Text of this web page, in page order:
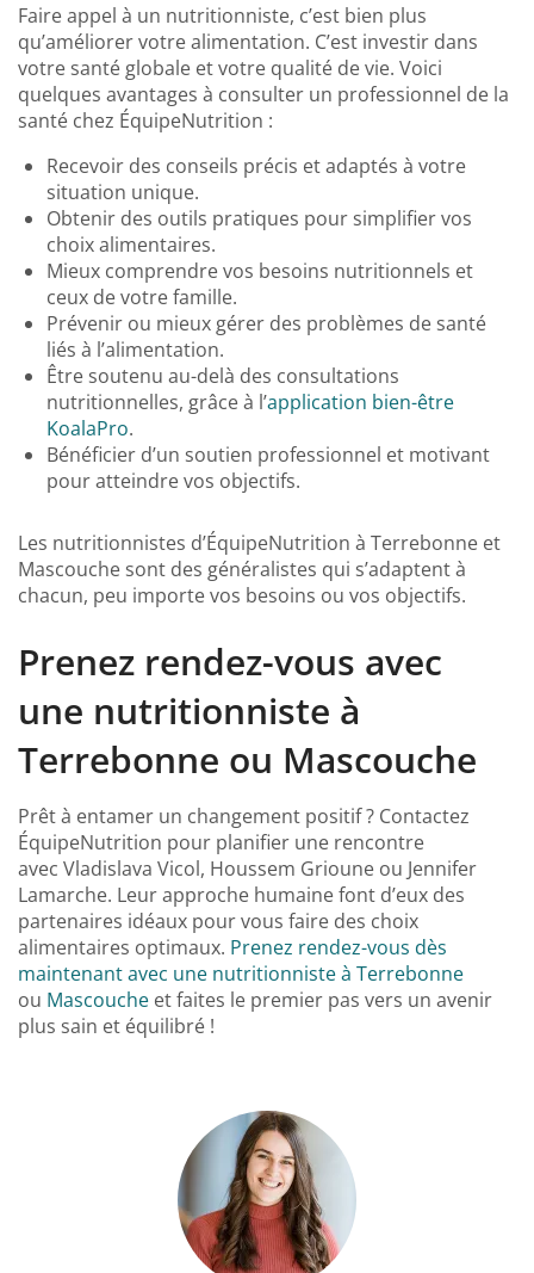
Faire appel à un nutritionniste, c’est bien plus
qu’améliorer votre alimentation. C’est investir dans
votre santé globale et votre qualité de vie. Voici
quelques avantages à consulter un professionnel de la
santé chez ÉquipeNutrition :
Recevoir des conseils précis et adaptés à votre
situation unique.
Obtenir des outils pratiques pour simplifier vos
choix alimentaires.
Mieux comprendre vos besoins nutritionnels et
ceux de votre famille.
Prévenir ou mieux gérer des problèmes de santé
liés à l’alimentation.
Être soutenu au-delà des consultations
nutritionnelles, grâce à l’application bien-être
KoalaPro.
Bénéficier d’un soutien professionnel et motivant
pour atteindre vos objectifs.
Les nutritionnistes d’ÉquipeNutrition à Terrebonne et
Mascouche sont des généralistes qui s’adaptent à
chacun, peu importe vos besoins ou vos objectifs.
Prenez rendez-vous avec
une nutritionniste à
Terrebonne ou Mascouche
Prêt à entamer un changement positif ? Contactez
ÉquipeNutrition pour planifier une rencontre
avec Vladislava Vicol, Houssem Grioune ou Jennifer
Lamarche. Leur approche humaine font d’eux des
partenaires idéaux pour vous faire des choix
alimentaires optimaux. Prenez rendez-vous dès
maintenant avec une nutritionniste à Terrebonne
ou Mascouche et faites le premier pas vers un avenir
plus sain et équilibré !